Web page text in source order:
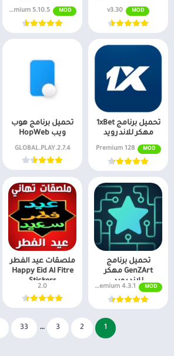
MOD
v3.30
MOD
5.10.5 Premium
تحميل برنامج 1xBet
مهكر للاندرويد
MOD
128 Premium
تحميل برنامج هوب
ويب HopWeb
2.7.4.GLOBAL.PLAY
تحميل برنامج
GenZArt مهكر
للاندرويد
MOD
4.3.1 Premium
ملصقات عيد الفطر
Happy Eid Al Fitre
Stickers
2.0
1
2
3
…
33